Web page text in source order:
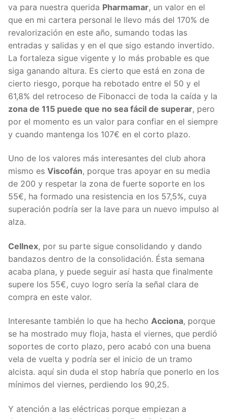
va para nuestra querida Pharmamar, un valor en el
que en mi cartera personal le llevo más del 170% de
revalorización en este año, sumando todas las
entradas y salidas y en el que sigo estando invertido.
La fortaleza sigue vigente y lo más probable es que
siga ganando altura. Es cierto que está en zona de
cierto riesgo, porque ha rebotado entre el 50 y el
61,8% del retroceso de Fibonacci de toda la caída y la
zona de 115 puede que no sea fácil de superar, pero
por el momento es un valor para confiar en el siempre
y cuando mantenga los 107€ en el corto plazo.
Uno de los valores más interesantes del club ahora
mismo es Viscofán, porque tras apoyar en su media
de 200 y respetar la zona de fuerte soporte en los
55€, ha formado una resistencia en los 57,5%, cuya
superación podría ser la lave para un nuevo impulso al
alza.
Cellnex, por su parte sigue consolidando y dando
bandazos dentro de la consolidación. Ésta semana
acaba plana, y puede seguir así hasta que finalmente
supere los 55€, cuyo logro sería la señal clara de
compra en este valor.
Interesante también lo que ha hecho Acciona, porque
se ha mostrado muy floja, hasta el viernes, que perdió
soportes de corto plazo, pero acabó con una buena
vela de vuelta y podría ser el inicio de un tramo
alcista. aquí sin duda el stop habría que ponerlo en los
mínimos del viernes, perdiendo los 90,25.
Y atención a las eléctricas porque empiezan a